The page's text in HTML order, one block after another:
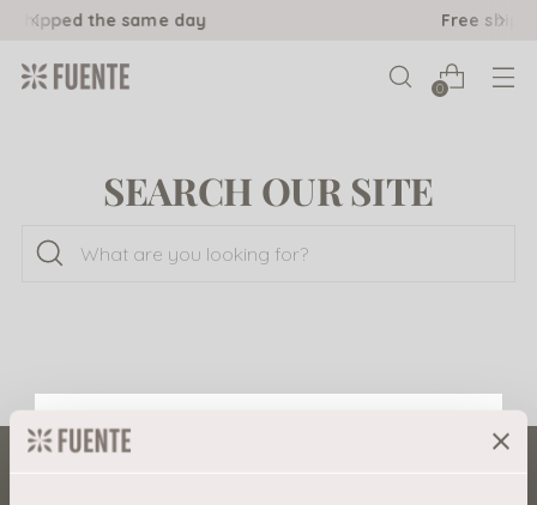
Free shipping above €40,-
0
SEARCH OUR SITE
What
are